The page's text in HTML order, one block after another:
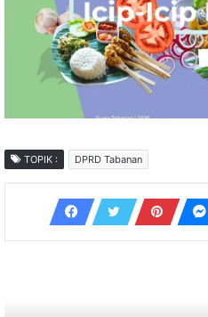
TOPIK : DPRD Tabanan